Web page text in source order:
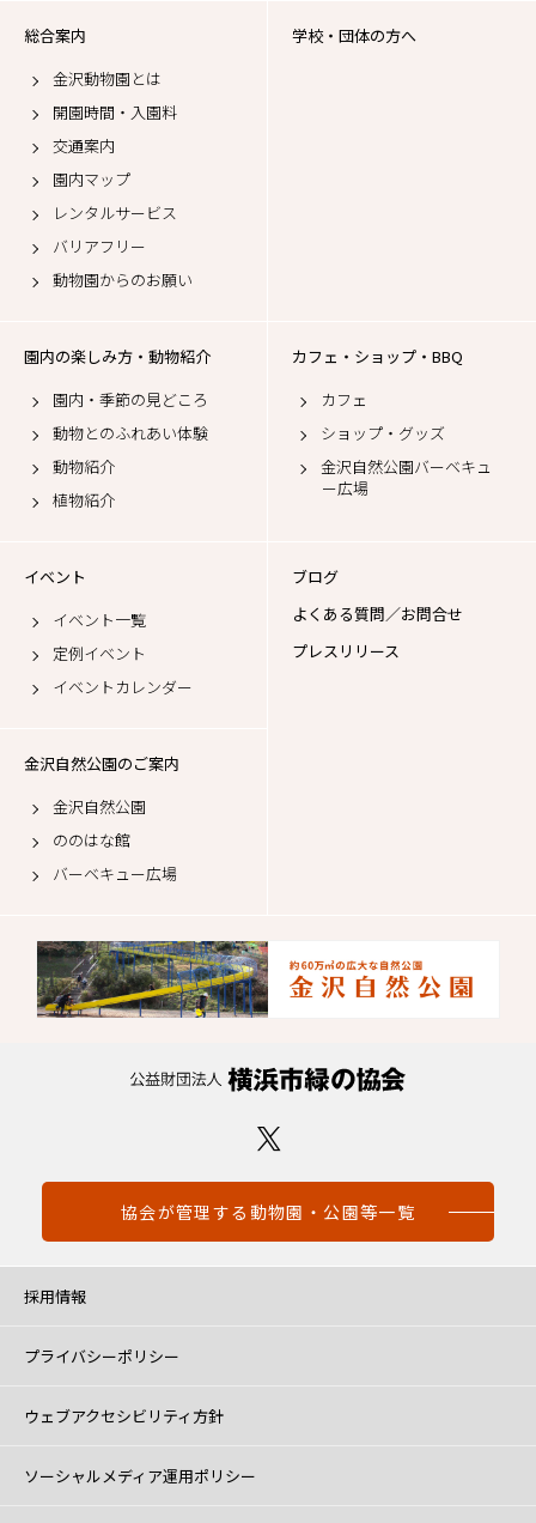
総合案内
金沢動物園とは
開園時間・入園料
交通案内
園内マップ
レンタルサービス
バリアフリー
動物園からのお願い
学校・団体の方へ
園内の楽しみ方・動物紹介
園内・季節の見どころ
動物とのふれあい体験
動物紹介
植物紹介
カフェ・ショップ・BBQ
カフェ
ショップ・グッズ
金沢自然公園バーベキュ
ー広場
イベント
イベント一覧
定例イベント
イベントカレンダー
ブログ
よくある質問／お問合せ
プレスリリース
金沢自然公園のご案内
金沢自然公園
ののはな館
バーベキュー広場
協会が管理する動物園・公園等一覧
採用情報
プライバシーポリシー
ウェブアクセシビリティ方針
ソーシャルメディア運用ポリシー